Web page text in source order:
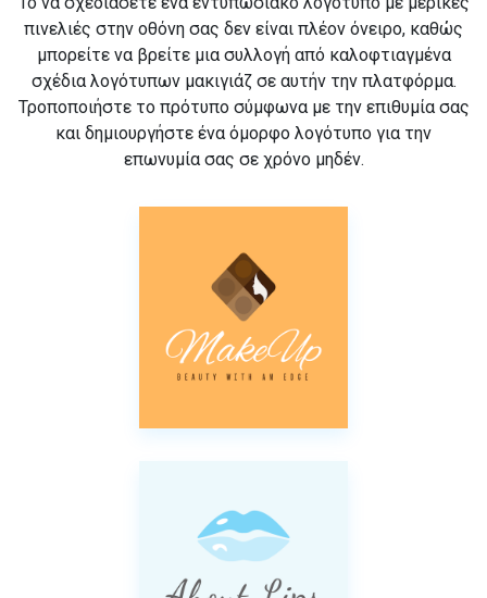
πινελιές στην οθόνη σας δεν είναι πλέον όνειρο, καθώς
μπορείτε να βρείτε μια συλλογή από καλοφτιαγμένα
σχέδια λογότυπων μακιγιάζ σε αυτήν την πλατφόρμα.
Τροποποιήστε το πρότυπο σύμφωνα με την επιθυμία σας
και δημιουργήστε ένα όμορφο λογότυπο για την
επωνυμία σας σε χρόνο μηδέν.